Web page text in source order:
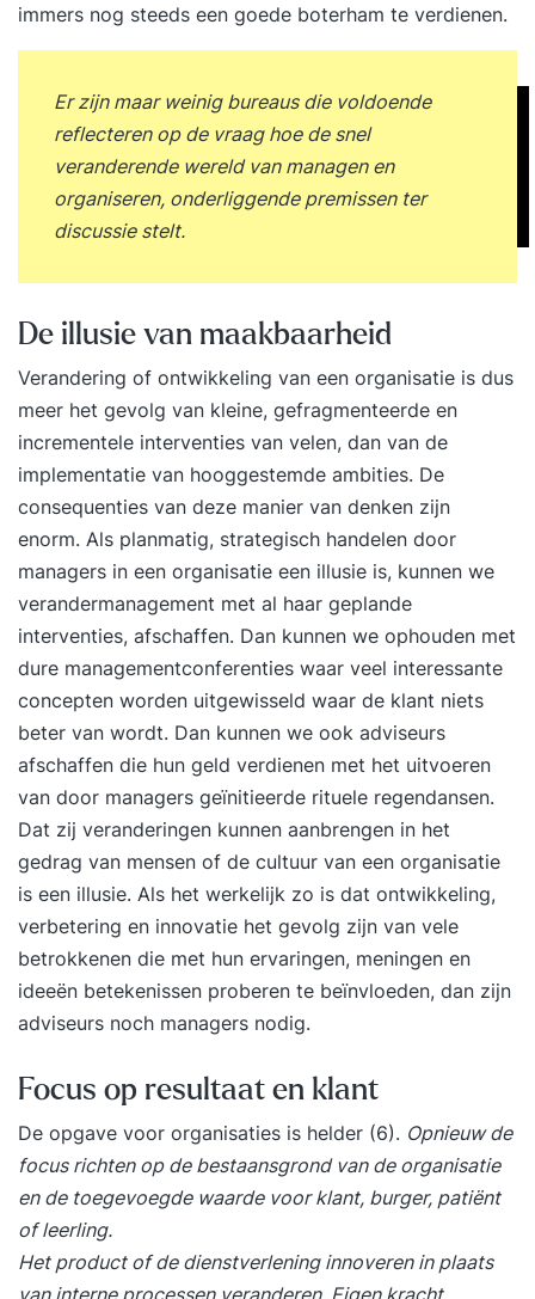
immers nog steeds een goede boterham te verdienen.
Er zijn maar weinig bureaus die voldoende
reflecteren op de vraag hoe de snel
veranderende wereld van managen en
organiseren, onderliggende premissen ter
discussie stelt.
De illusie van maakbaarheid
Verandering of ontwikkeling van een organisatie is dus
meer het gevolg van kleine, gefragmenteerde en
incrementele interventies van velen, dan van de
implementatie van hooggestemde ambities. De
consequenties van deze manier van denken zijn
enorm. Als planmatig, strategisch handelen door
managers in een organisatie een illusie is, kunnen we
verandermanagement met al haar geplande
interventies, afschaffen. Dan kunnen we ophouden met
dure managementconferenties waar veel interessante
concepten worden uitgewisseld waar de klant niets
beter van wordt. Dan kunnen we ook adviseurs
afschaffen die hun geld verdienen met het uitvoeren
van door managers geïnitieerde rituele regendansen.
Dat zij veranderingen kunnen aanbrengen in het
gedrag van mensen of de cultuur van een organisatie
is een illusie. Als het werkelijk zo is dat ontwikkeling,
verbetering en innovatie het gevolg zijn van vele
betrokkenen die met hun ervaringen, meningen en
ideeën betekenissen proberen te beïnvloeden, dan zijn
adviseurs noch managers nodig.
Focus op resultaat en klant
De opgave voor organisaties is helder (6). Opnieuw de
focus richten op de bestaansgrond van de organisatie
en de toegevoegde waarde voor klant, burger, patiënt
of leerling.
Het product of de dienstverlening innoveren in plaats